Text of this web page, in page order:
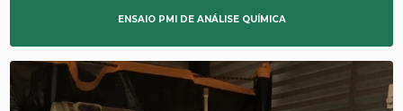
ENSAIO PMI DE ANÁLISE QUÍMICA